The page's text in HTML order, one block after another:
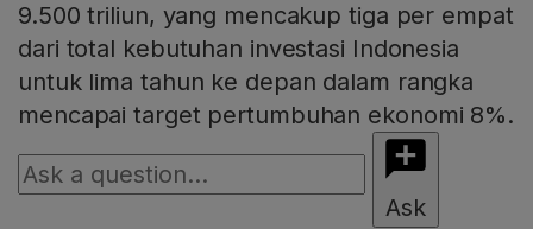
9.500 triliun, yang mencakup tiga per empat
dari total kebutuhan investasi Indonesia
untuk lima tahun ke depan dalam rangka
mencapai target pertumbuhan ekonomi 8%.
Ask